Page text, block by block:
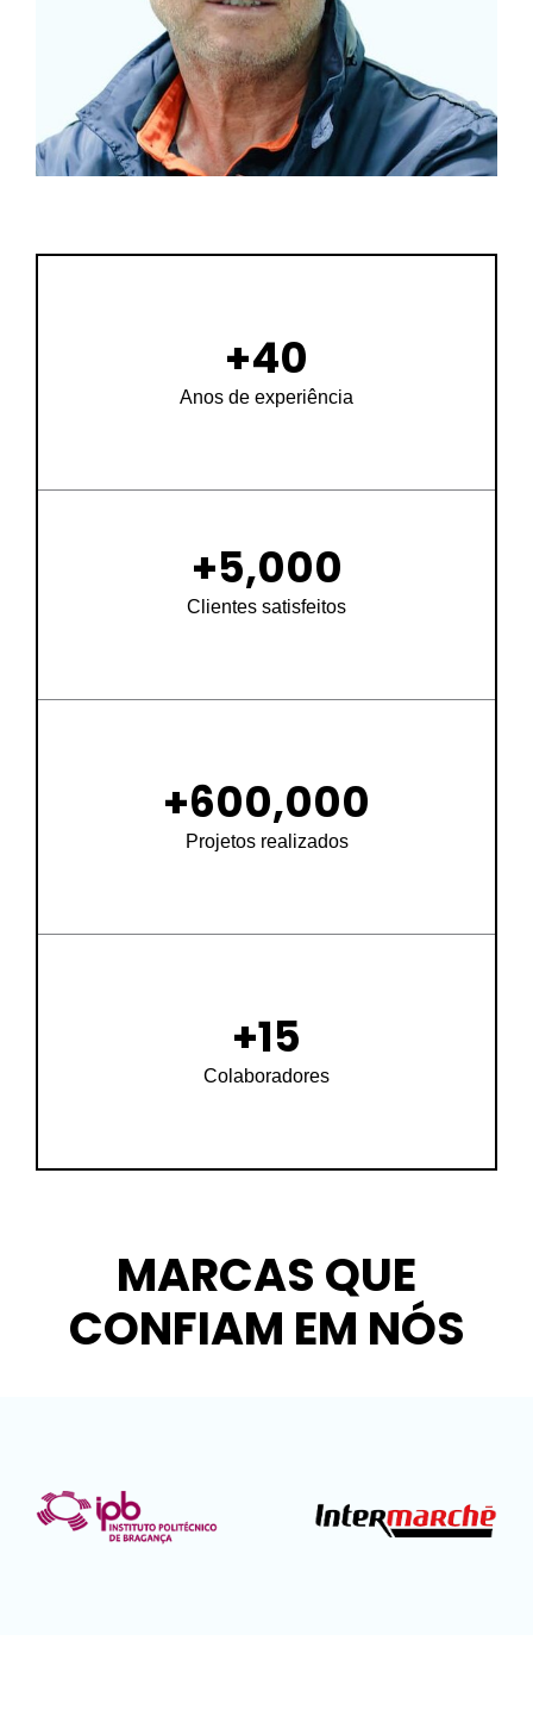
Anos de experiência
+40
Clientes satisfeitos
+5,000
Projetos realizados
+600,000
Colaboradores
+15
MARCAS QUE
CONFIAM EM NÓS